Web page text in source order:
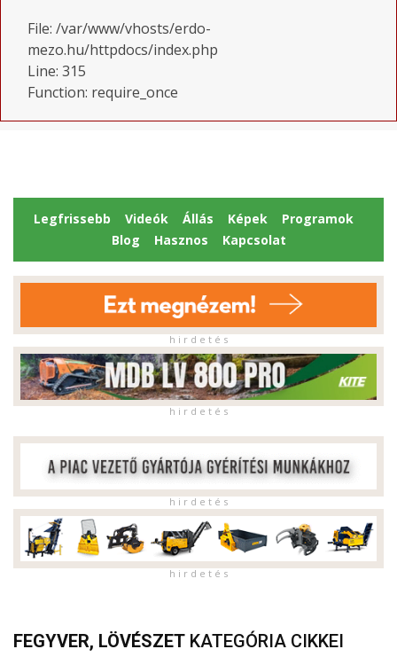
File: /var/www/vhosts/erdo-
mezo.hu/httpdocs/index.php
Line: 315
Function: require_once
Legfrissebb Videók Állás Képek
Programok
Blog
Hasznos Kapcsolat
h i r d e t é s
h i r d e t é s
h i r d e t é s
h i r d e t é s
FEGYVER, LÖVÉSZET KATEGÓRIA CIKKEI